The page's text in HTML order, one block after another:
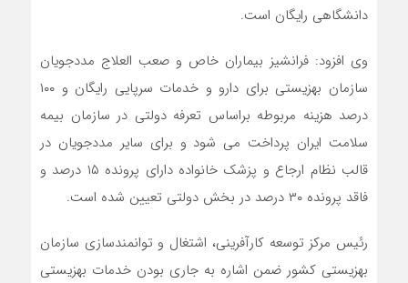
دانشگاهی رایگان است.
وی افزود: فرانشیز بیماران خاص و صعب العلاج مددجویان
سازمان بهزیستی برای دارو و خدمات سرپایی رایگان و ۱۰۰
درصد هزینه مربوطه براساس تعرفه دولتی در سازمان بیمه
سلامت ایران پرداخت می شود و برای سایر مددجویان در
قالب نظام ارجاع و پزشک خانواده دارای پرونده ۱۵ درصد و
فاقد پرونده ۳۰ درصد در بخش دولتی تعیین شده است.
رئیس مرکز توسعه کارآفرینی، اشتغال و توانمندسازی سازمان
بهزیستی کشور ضمن اشاره به جاری بودن خدمات بهزیستی